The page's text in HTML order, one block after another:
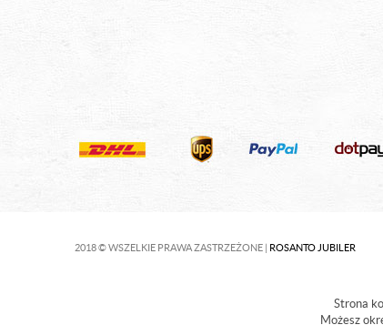
2018 © WSZELKIE PRAWA ZASTRZEŻONE | ROSANTO JUBILER
Strona
Możesz